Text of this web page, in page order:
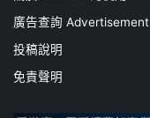
廣告查詢 Advertisement
投稿說明
免責聲明